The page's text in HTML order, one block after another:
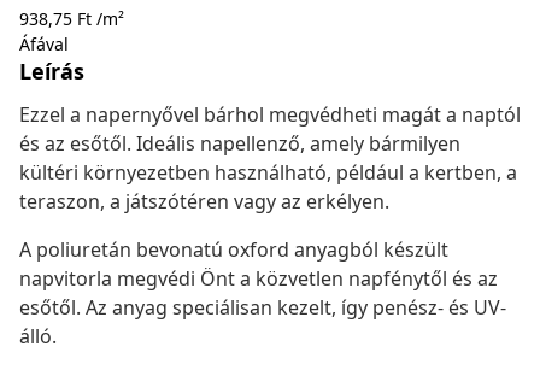
938,75 Ft /m²
Áfával
Leírás
Ezzel a napernyővel bárhol megvédheti magát a naptól
és az esőtől. Ideális napellenző, amely bármilyen
kültéri környezetben használható, például a kertben, a
teraszon, a játszótéren vagy az erkélyen.
A poliuretán bevonatú oxford anyagból készült
napvitorla megvédi Önt a közvetlen napfénytől és az
esőtől. Az anyag speciálisan kezelt, így penész- és UV-
álló.